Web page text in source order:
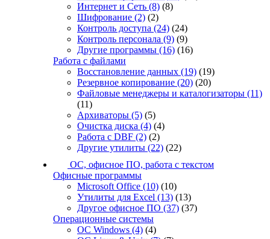
Интернет и Сеть (8) (8)
Шифрование (2) (2)
Контроль доступа (24) (24)
Контроль персонала (9) (9)
Другие программы (16) (16)
Работа с файлами
Восстановление данных (19) (19)
Резервное копирование (20) (20)
Файловые менеджеры и каталогизаторы (11)
(11)
Архиваторы (5) (5)
Очистка диска (4) (4)
Работа с DBF (2) (2)
Другие утилиты (22) (22)
ОС, офисное ПО, работа с текстом
Офисные программы
Microsoft Office (10) (10)
Утилиты для Excel (13) (13)
Другое офисное ПО (37) (37)
Операционные системы
ОС Windows (4) (4)